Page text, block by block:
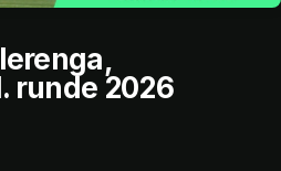
runde 2026